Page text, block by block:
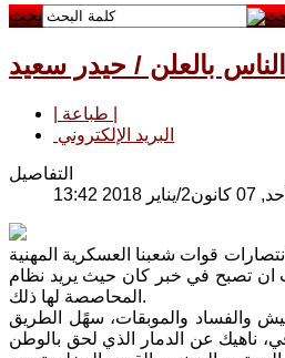
بحث
بالعلن / حيدر سعيد
البريد الإلكتروني
التفاصيل
13:42
قوات شعبنا العسكرية المهنية
ان تصبح في خبر كان حيث يريد نظام
المحاصصة لها ذلك.
والفساد والموبقات، سهًل الطريق
ناهيك عن الدمار الذي لحق بالوطن